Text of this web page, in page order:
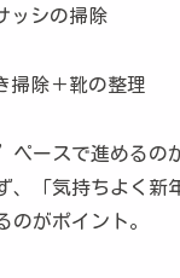
ッシの掃除
掃除＋靴の整理
ースで進めるの
、「気持ちよく新
のがポイント。